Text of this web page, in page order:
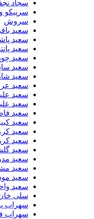
سجاد نجفیان
سرپیکو و علی سان
سروش
سعید باقری فرد
سعید پاشا
سعید پانتر
سعید چوپانی
سعید ساینس
سعید شاه بیگ
سعید عرب
سعید علیپوریان
سعید علیشاهی و
سعید فاطمی
سعید کبیری
سعید کرمانی
سعید کریمی
سعید گلشنی
سعید مدرس
سعید مشرقی
سعید موذن
سعید واحدی
سلی خان
سهراب پاکزاد
سهراب فرتاش